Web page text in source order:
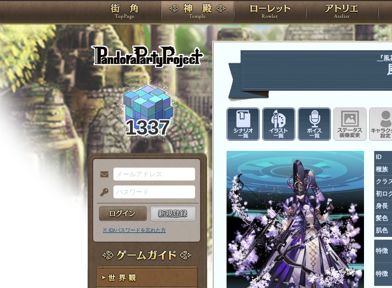
TOP 神殿 ローレット ア
1337
メ
ー
ル
ア
ド
レ
ス
パ
ス
ー
ド
※ ID/パスワードを忘れた方
ゲームガイド
『
シナリオ一覧イラスト一覧ボイス一覧 ステー
ID
種族
クラ
初ロ
身長
髪色
肌色
特徴
特徴